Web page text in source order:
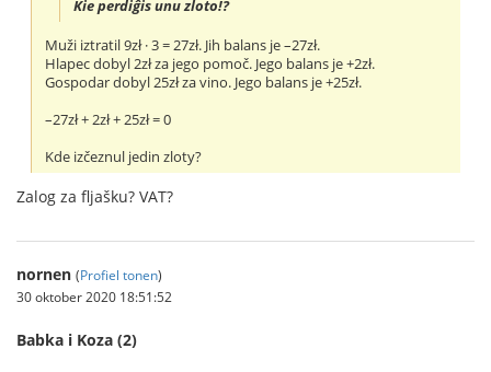
Kie perdiĝis unu zloto!?
Muži iztratil 9zł · 3 = 27zł. Jih balans je –27zł.
Hlapec dobyl 2zł za jego pomoč. Jego balans je +2zł.
Gospodar dobyl 25zł za vino. Jego balans je +25zł.
–27zł + 2zł + 25zł = 0
Kde izčeznul jedin zloty?
Zalog za fljašku? VAT?
nornen (Profiel tonen)
30 oktober 2020 18:51:52
Babka i Koza (2)